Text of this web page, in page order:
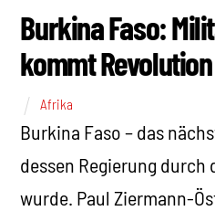
Burkina Faso:
kommt
Afrika
Burkina Faso – das
dessen Regierung durch
wurde. Paul Ziermann-